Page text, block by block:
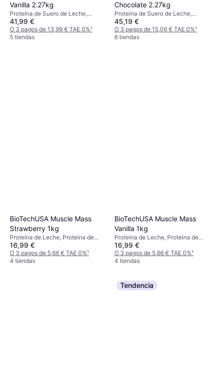
Vanilla 2.27kg
Proteína de Suero de Leche,
Proteína de Leche, Aumento de
energía, Mejora la función
muscular, Edulcorante, Sin azúcar
41,99 €
O 3 pagos de 13,99 € TAE 0%¹
5 tiendas
Chocolate 2.27kg
Proteína de Suero de Leche,
Proteína de Soja, Proteína de
Leche, Aumento de energía,
Mejora la función muscular,
45,19 €
O 3 pagos de 15,06 € TAE 0%¹
6 tiendas
BioTechUSA Muscle Mass
Strawberry 1kg
Proteína de Leche, Proteína de
Suero de Leche, Edulcorante,
Mejora del rendimiento, Mejora la
función muscular
16,99 €
O 3 pagos de 5,66 € TAE 0%¹
4 tiendas
BioTechUSA Muscle Mass
Vanilla 1kg
Proteína de Leche, Proteína de
Suero de Leche, Edulcorante,
Mejora del rendimiento, Mejora la
función muscular
16,99 €
O 3 pagos de 5,66 € TAE 0%¹
4 tiendas
Tendencia